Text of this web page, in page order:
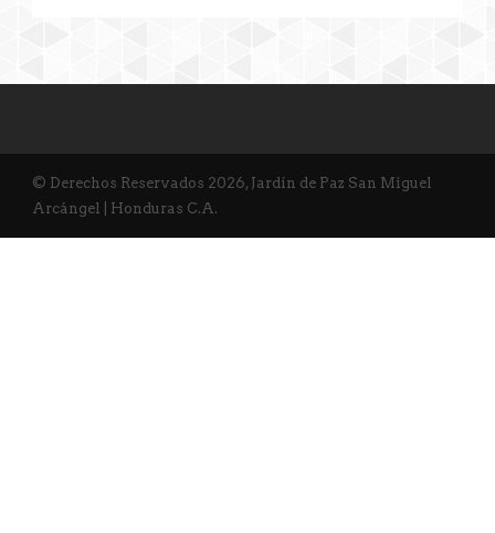
© Derechos Reservados 2026, Jardín de Paz San Miguel
Arcángel | Honduras C.A.